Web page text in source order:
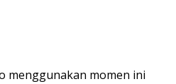
menggunakan momen ini